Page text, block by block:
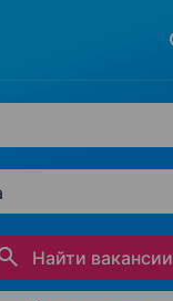
Найти вакансии